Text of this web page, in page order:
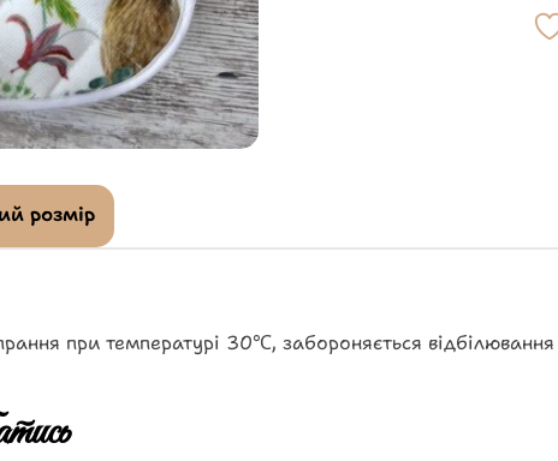
розмір
при температурі 30℃, забороняється відбілювання